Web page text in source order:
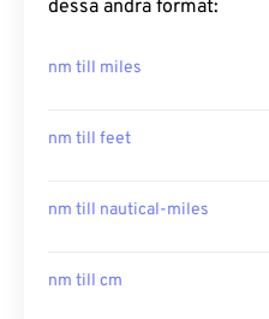
dessa andra format:
nm till miles
nm till feet
nm till nautical-miles
nm till cm